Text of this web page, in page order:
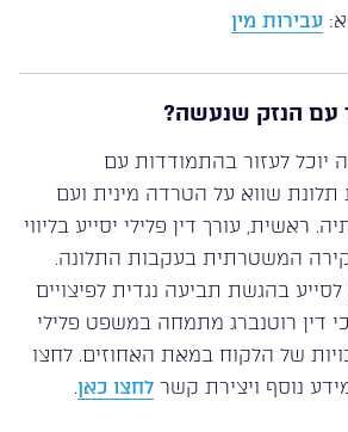
עבירות מין
עם הנזק שנעשה?
יוכל לעזור בהתמודדות עם
שווא על הטרדה מינית ועם
ראשית, עורך דין פלילי יסייע בליווי
המשטרתית בעקבות התלונה.
לסייע בהגשת תביעה נגדית לפיצויים
דין רוטנברג מתמחה במשפט פלילי
של הלקוח במאת האחוזים. לחצו
נוסף ויצירת קשר לחצו כאן.